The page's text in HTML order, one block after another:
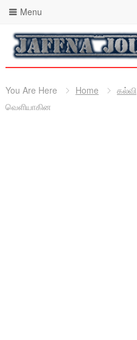
Menu
You Are Here Home கல்வி
வெளியாகின